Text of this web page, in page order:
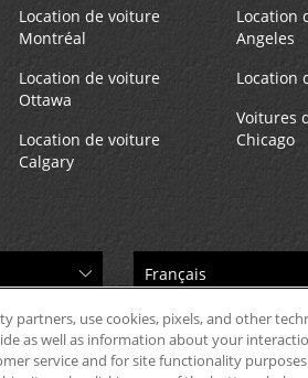
Location de voiture
Montréal
Location de voiture
Ottawa
Location de voiture
Calgary
Location
Angeles
Location
Voitures
Chicago
partners, use cookies, pixels, and other
as well as information about your
service and for site functionality